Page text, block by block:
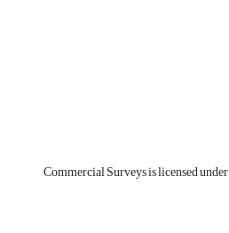
Commercial Surveys is licensed under